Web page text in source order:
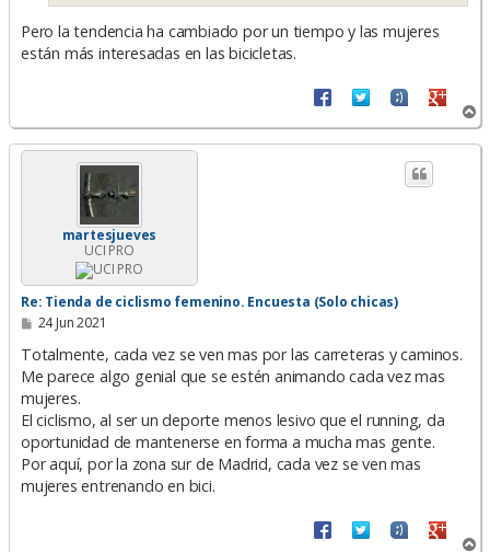
Pero la tendencia ha cambiado por un tiempo y las mujeres
están más interesadas en las bicicletas.
r
r
martesjueves
UCI PRO
Re: Tienda de ciclismo femenino. Encuesta (Solo chicas)
M
n
s
a
j
e
24 Jun 2021
Totalmente, cada vez se ven mas por las carreteras y caminos.
Me parece algo genial que se estén animando cada vez mas
mujeres.
El ciclismo, al ser un deporte menos lesivo que el running, da
oportunidad de mantenerse en forma a mucha mas gente.
Por aquí, por la zona sur de Madrid, cada vez se ven mas
mujeres entrenando en bici.